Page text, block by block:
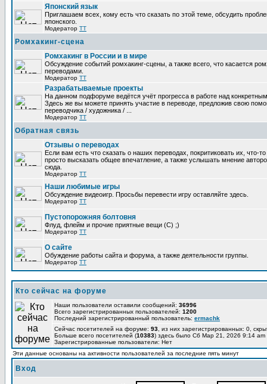
Японский язык
Приглашаем всех, кому есть что сказать по этой теме, обсудить
японского.
Модератор TT
Ромхакинг-сцена
Ромхакинг в России и в мире
Обсуждение событий ромхакинг-сцены, а также всего, что касается
переводами.
Модератор TT
Разрабатываемые проекты
На данном подфоруме ведётся учёт прогресса в работе над
Здесь же вы можете принять участие в переводе, предложив свою
переводчика / художника / ...
Модератор TT
Обратная связь
Отзывы о переводах
Если вам есть что сказать о наших переводах, покритиковать их, что-
просто высказать общее впечатление, а также услышать мнение
сюда.
Модератор TT
Наши любимые игры
Обсуждение видеоигр. Просьбы перевести игру оставляйте здесь.
Модератор TT
Пустопорожняя болтовня
Флуд, флейм и прочие приятные вещи (C) ;)
Модератор TT
О сайте
Обуждение работы сайта и форума, а также деятельности группы.
Модератор TT
Кто сейчас на форуме
Наши пользователи оставили сообщений: 36996
Всего зарегистрированных пользователей: 1200
Последний зарегистрированный пользователь: ermachk
Сейчас посетителей на форуме: 93 , из них зарегистрированных: 0,
Больше всего посетителей (10383) здесь было Сб Мар 21, 2026 9:14 am
Зарегистрированные пользователи: Нет
Эти данные основаны на активности пользователей за последние пять минут
Вход